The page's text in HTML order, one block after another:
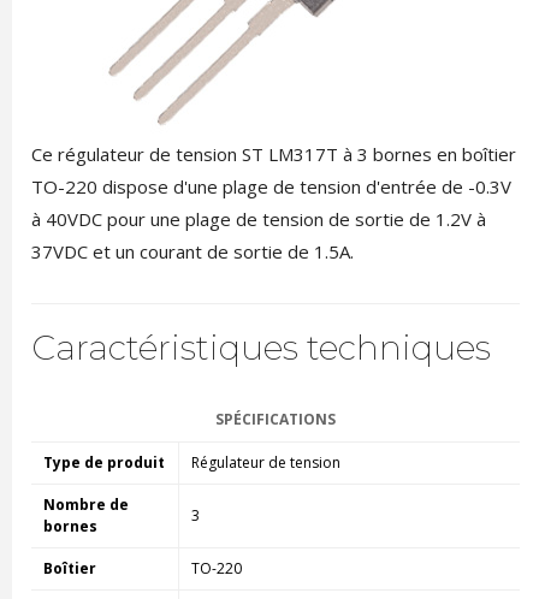
Ce régulateur de tension ST LM317T à 3 bornes en boîtier
TO-220 dispose d'une plage de tension d'entrée de -0.3V
à 40VDC pour une plage de tension de sortie de 1.2V à
37VDC et un courant de sortie de 1.5A.
Caractéristiques techniques
SPÉCIFICATIONS
Type de produit Régulateur de tension
Nombre de
bornes
3
Boîtier TO-220